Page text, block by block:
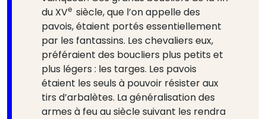
du XVe siècle, que l’on appelle des
pavois, étaient portés essentiellement
par les fantassins. Les chevaliers eux,
préféraient des boucliers plus petits et
plus légers : les targes. Les pavois
étaient les seuls à pouvoir résister aux
tirs d’arbalètes. La généralisation des
armes à feu au siècle suivant les rendra